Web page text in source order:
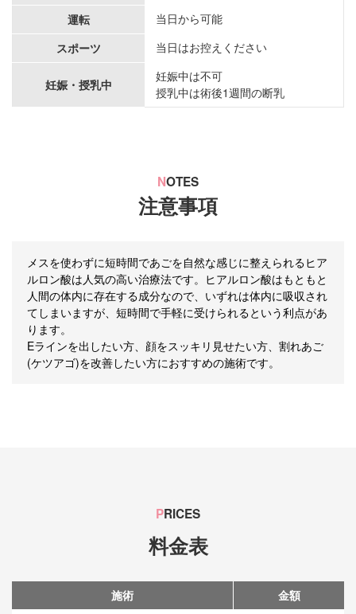
運転
当日から可能
スポーツ
当日はお控えください
妊娠・授乳中
妊娠中は不可
授乳中は術後1週間の断乳
NOTES
注意事項
メスを使わずに短時間であごを自然な感じに整えられるヒア
ルロン酸は人気の高い治療法です。ヒアルロン酸はもともと
人間の体内に存在する成分なので、いずれは体内に吸収され
てしまいますが、短時間で手軽に受けられるという利点があ
ります。
Eラインを出したい方、顔をスッキリ見せたい方、割れあご
(ケツアゴ)を改善したい方におすすめの施術です。
PRICES
料金表
施術
金額